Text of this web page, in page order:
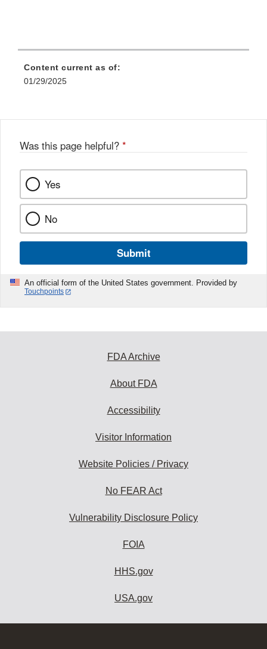
Content current as of:
01/29/2025
Was this page helpful? *
Yes
No
Submit
An official form of the United States government. Provided by
Touchpoints
FDA Archive
About FDA
Accessibility
Visitor Information
Website Policies / Privacy
No FEAR Act
Vulnerability Disclosure Policy
FOIA
HHS.gov
USA.gov